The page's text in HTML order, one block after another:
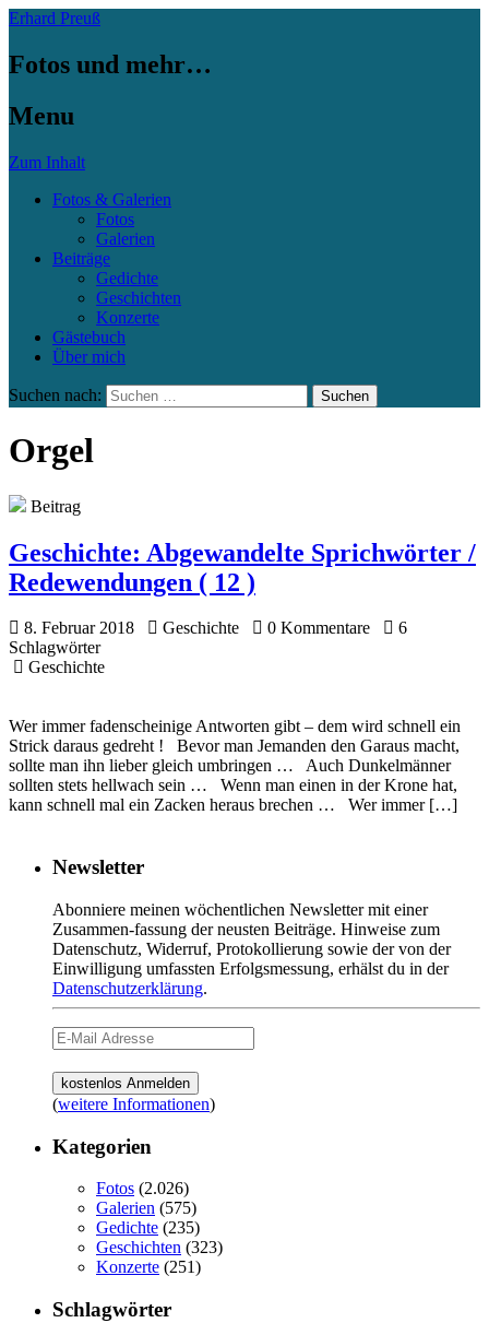
Erhard Preuß
Fotos und mehr…
Menu
Zum Inhalt
Fotos & Galerien
Fotos
Galerien
Beiträge
Gedichte
Geschichten
Konzerte
Gästebuch
Über mich
Suchen nach:
Orgel
Beitrag
Geschichte: Abgewandelte Sprichwörter /
Redewendungen ( 12 )
8. Februar 2018 Geschichte 0 Kommentare
6
Schlagwörter
Geschichte
Wer immer fadenscheinige Antworten gibt – dem wird schnell ein
Strick daraus gedreht ! Bevor man Jemanden den Garaus macht,
sollte man ihn lieber gleich umbringen … Auch Dunkelmänner
sollten stets hellwach sein … Wenn man einen in der Krone hat,
kann schnell mal ein Zacken heraus brechen … Wer immer […]
Newsletter
Abonniere meinen wöchentlichen Newsletter mit einer
Zusammen-fassung der neusten Beiträge. Hinweise zum
Datenschutz, Widerruf, Protokollierung sowie der von der
Einwilligung umfassten Erfolgsmessung, erhälst du in der
Datenschutzerklärung.
(weitere Informationen)
Kategorien
Fotos (2.026)
Galerien (575)
Gedichte (235)
Geschichten (323)
Konzerte (251)
Schlagwörter